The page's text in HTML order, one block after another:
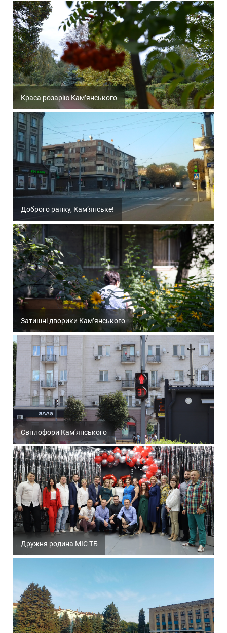
Краса розарію Кам’янського
Доброго ранку, Кам’янське!
Затишні дворики Кам’янського
Світлофори Кам’янського
Дружня родина МІС ТБ